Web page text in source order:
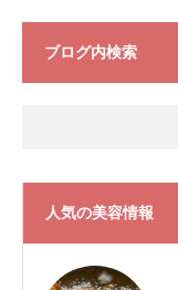
ブログ内検索
人気の美容情報